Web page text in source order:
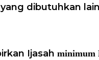
dibutuhkan
Ijasah minimum